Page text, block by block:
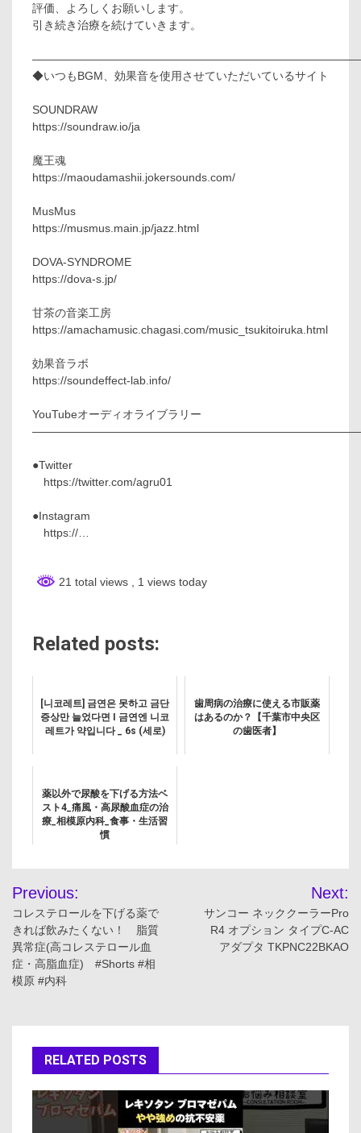
評価、よろしくお願いします。
引き続き治療を続けていきます。
◆いつもBGM、効果音を使用させていただいているサイト
SOUNDRAW
https://soundraw.io/ja
魔王魂
https://maoudamashii.jokersounds.com/
MusMus
https://musmus.main.jp/jazz.html
DOVA-SYNDROME
https://dova-s.jp/
甘茶の音楽工房
https://amachamusic.chagasi.com/music_tsukitoiruka.html
効果音ラボ
https://soundeffect-lab.info/
YouTubeオーディオライブラリー
●Twitter
https://twitter.com/agru01
●Instagram
https://…
21 total views , 1 views today
Related posts:
[니코레트] 금연은 못하고 금단
증상만 늘었다면 I 금연엔 니코
레트가 약입니다 _ 6s (세로)
歯周病の治療に使える市販薬
はあるのか？【千葉市中央区
の歯医者】
薬以外で尿酸を下げる方法ベ
スト4_痛風・高尿酸血症の治
療_相模原内科_食事・生活習
慣
投
稿
ナ
ビ
ー
シ
ョ
Previous:
コレステロールを下げる薬で
きれば飲みたくない！ 脂質
異常症(高コレステロール血
症・高脂血症) #Shorts #相
模原 #内科
Next:
サンコー ネッククーラーPro
R4 オプション タイプC-AC
アダプタ TKPNC22BKAO
RELATED POSTS